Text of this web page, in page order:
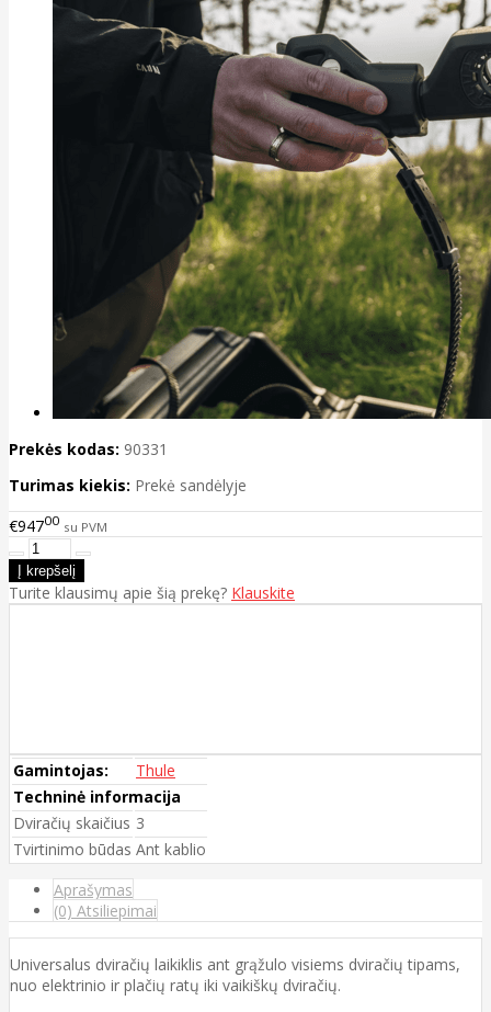
Prekės kodas: 90331
Turimas kiekis: Prekė sandėlyje
€94700 su PVM
Turite klausimų apie šią prekę? Klauskite
Gamintojas:
Thule
Techninė informacija
Dviračių skaičius 3
Tvirtinimo būdas Ant kablio
Aprašymas
(0) Atsiliepimai
Universalus dviračių laikiklis ant grąžulo visiems dviračių tipams,
nuo elektrinio ir plačių ratų iki vaikiškų dviračių.